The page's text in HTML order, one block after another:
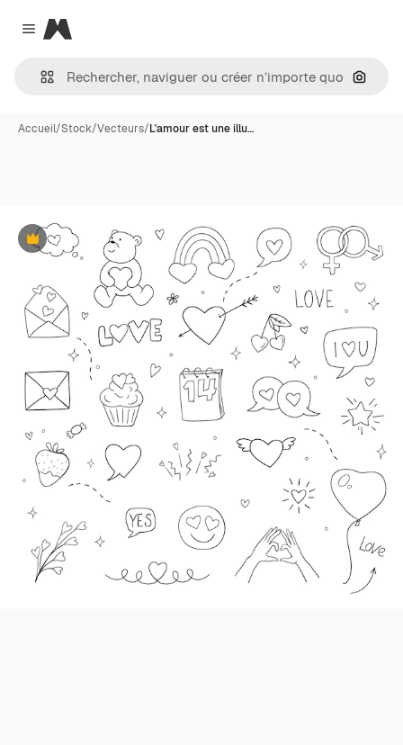
Close menu
Magnific
Accueil/Stock/Vecteurs/L'amour est une illu…
Premium